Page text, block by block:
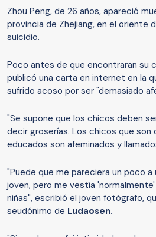
Zhou Peng, de 26 años, apareció
provincia de Zhejiang, en el oriente
suicidio.
Poco antes de que encontraran su
publicó una carta en internet en la
sufrido acoso por ser "demasiado
"Se supone que los chicos deben
decir groserías. Los chicos que son
educados son afeminados y
"Puede que me pareciera un poco a
joven, pero me vestía
niñas", escribió el joven fotógrafo,
seudónimo de Ludaosen.